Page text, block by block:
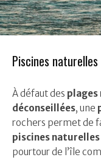
Piscines
Àdéfaut des plages
déconseillées, une
rochers permet de
piscines naturelles
pourtour de l’île